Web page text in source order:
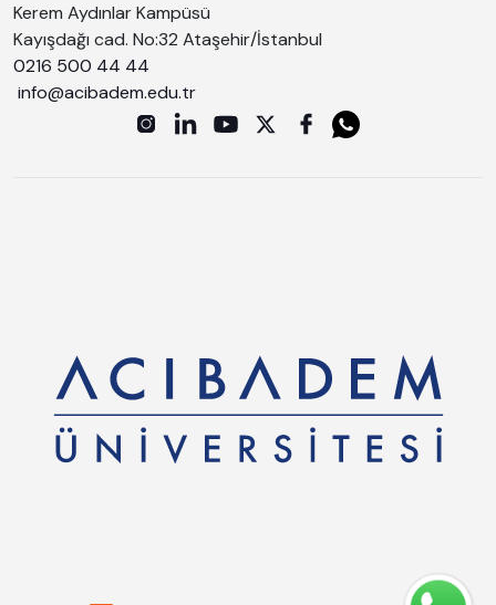
Kerem Aydınlar Kampüsü
Kayışdağı cad. No:32 Ataşehir/İstanbul
0216 500 44 44
info@acibadem.edu.tr